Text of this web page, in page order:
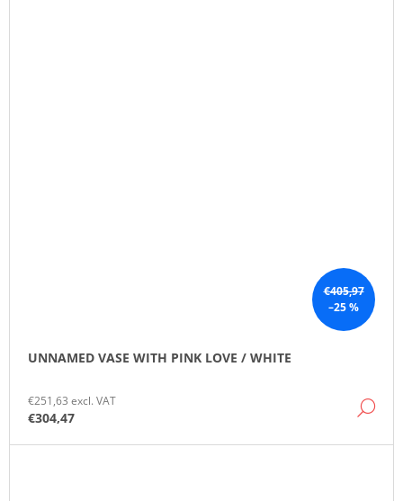
€405,97
–25 %
UNNAMED VASE WITH PINK LOVE / WHITE
€251,63 excl. VAT
€304,47